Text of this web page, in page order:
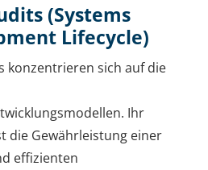
(Systems
Lifecycle)
konzentrieren sich auf die
Ihr
die Gewährleistung einer
effizienten